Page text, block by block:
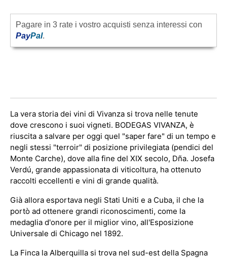
Pagare in 3 rate i vostro acquisti senza interessi con
PayPal.
La vera storia dei vini di Vivanza si trova nelle tenute
dove crescono i suoi vigneti. BODEGAS VIVANZA, è
riuscita a salvare per oggi quel "saper fare" di un tempo e
negli stessi "terroir" di posizione privilegiata (pendici del
Monte Carche), dove alla fine del XIX secolo, Dña. Josefa
Verdú, grande appassionata di viticoltura, ha ottenuto
raccolti eccellenti e vini di grande qualità.
Già allora esportava negli Stati Uniti e a Cuba, il che la
portò ad ottenere grandi riconoscimenti, come la
medaglia d'onore per il miglior vino, all'Esposizione
Universale di Chicago nel 1892.
La Finca la Alberquilla si trova nel sud-est della Spagna